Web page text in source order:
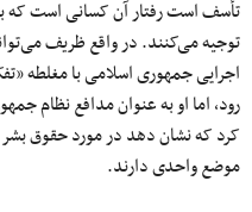
تأسف است رفتار آن کسانی‌ است که
توجیه می‌کنند. در واقع ظریف
اجرایی جمهوری اسلامی با مغلطه
رود، اما او به عنوان مدافع نظام
کرد که نشان دهد در مورد حقوق
موضع واحدی دارند.